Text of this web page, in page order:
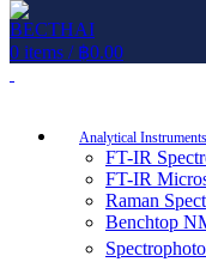
0 items / ฿0.00
Analytical Instruments
FT-IR
FT-IR
Raman
Benchtop